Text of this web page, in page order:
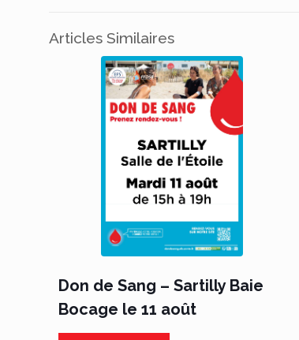
Articles Similaires
Don de Sang – Sartilly Baie
Bocage le 11 août